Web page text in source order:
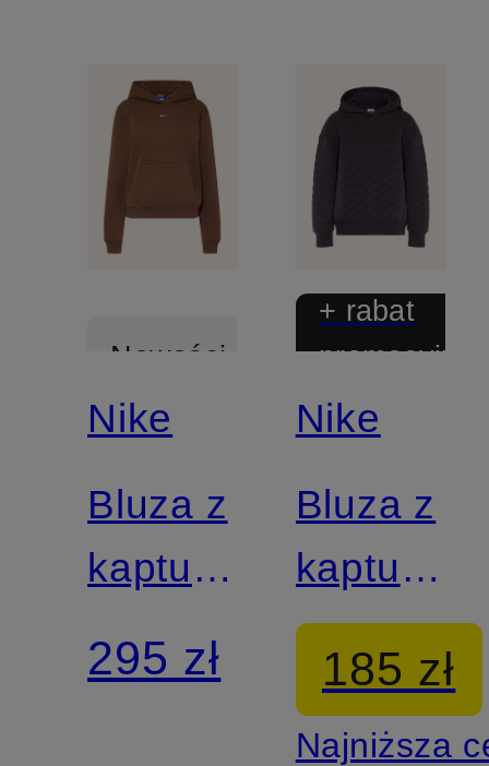
Nowości
Nike
Bluza z
kapturem
STUDIO
295 zł
+ rabat
promocyjny
Nike
Bluza z
kapturem
PHOENIX
185 zł
Najniższa